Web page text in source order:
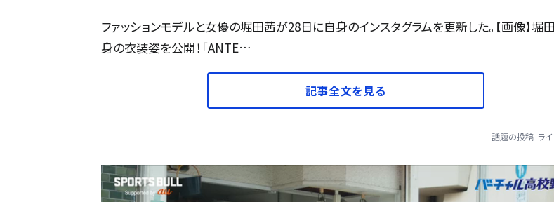
ファッションモデルと女優の堀田茜が28日に自身のインスタグラムを更新した。【画像】堀
身の衣装姿を公開！「ANTE…
記事全文を見る
話題の投稿 ラ